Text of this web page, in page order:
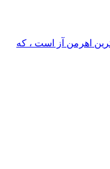
اهرمن آز است ، که